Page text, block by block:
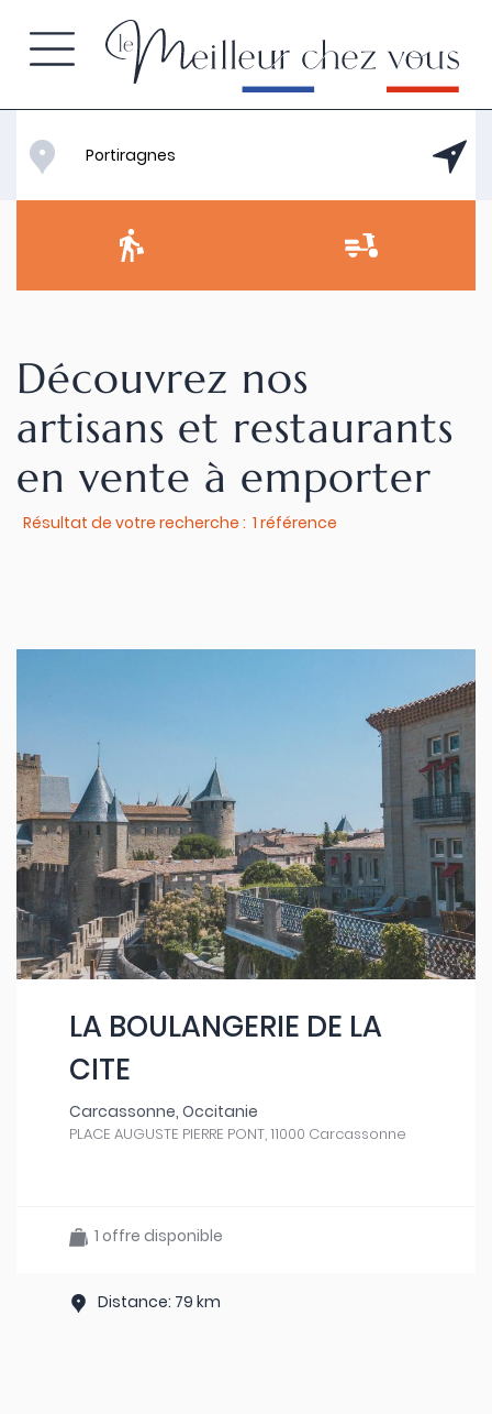
Découvrez nos
artisans et restaurants
en vente à emporter
Résultat de votre recherche : 1 référence
LA BOULANGERIE DE LA
CITE
Carcassonne, Occitanie
PLACE AUGUSTE PIERRE PONT, 11000 Carcassonne
1 offre disponible
Distance: 79 km